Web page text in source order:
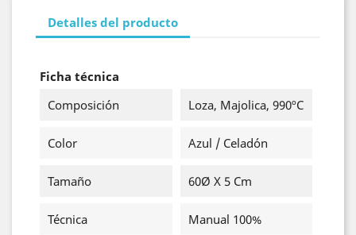
Detalles del producto
Ficha técnica
Composición
Loza, Majolica, 990ºC
Color Azul / Celadón
Tamaño 60Ø X 5 Cm
Técnica Manual 100%